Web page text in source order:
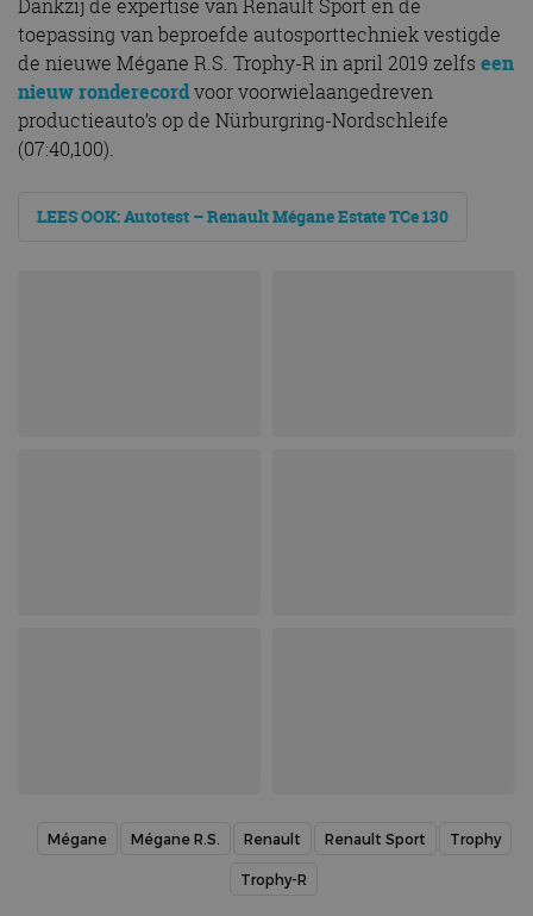
Dankzij de expertise van Renault Sport en de
toepassing van beproefde autosporttechniek vestigde
de nieuwe Mégane R.S. Trophy-R in april 2019 zelfs een
nieuw ronderecordvoor voorwielaangedreven
productieauto’s op de Nürburgring-Nordschleife
(07:40,100).
LEES OOK: Autotest – Renault Mégane Estate TCe 130
Mégane Mégane R.S. Renault Renault Sport Trophy
Trophy-R